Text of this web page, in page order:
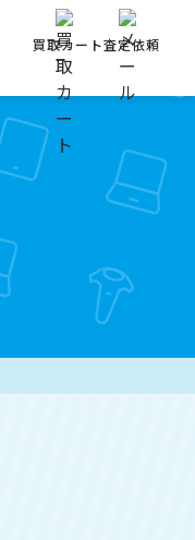
買取カート査定依頼